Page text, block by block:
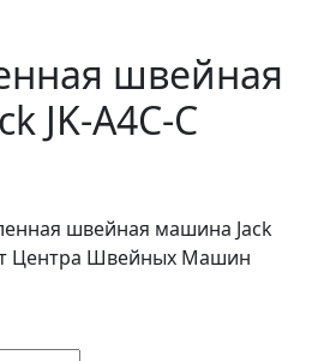
швейная
JK-A4C-C